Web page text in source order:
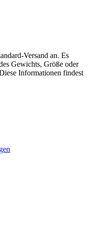
Versand an. Es
Gewichts, Größe oder
Informationen findest